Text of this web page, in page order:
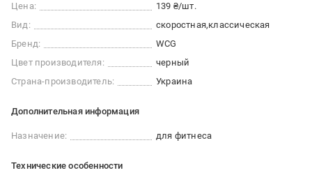
Цена:
139 ₴/шт.
Вид:
скоростная классическая
Бренд:
WCG
Цвет производителя:
черный
Страна-производитель:
Украина
Дополнительная информация
Назначение: для фитнеса
Технические особенности